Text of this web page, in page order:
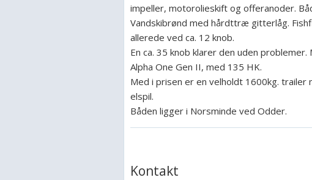
impeller, motorolieskift og offeranoder.
Vandskibrønd med hårdttræ gitterlåg.
allerede ved ca. 12 knob.
En ca. 35 knob klarer den uden
Alpha One Gen II, med 135 HK.
Med i prisen er en velholdt 1600kg. trailer
elspil.
Båden ligger i Norsminde ved Odder.
Kontakt